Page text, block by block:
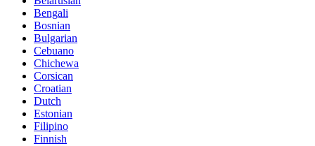
Bengali
Bosnian
Bulgarian
Cebuano
Chichewa
Corsican
Croatian
Dutch
Estonian
Filipino
Finnish